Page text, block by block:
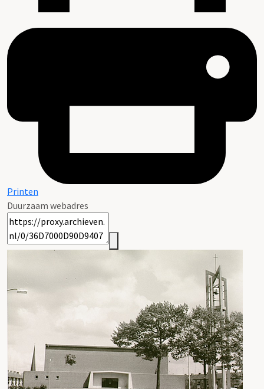
Printen
Duurzaam webadres